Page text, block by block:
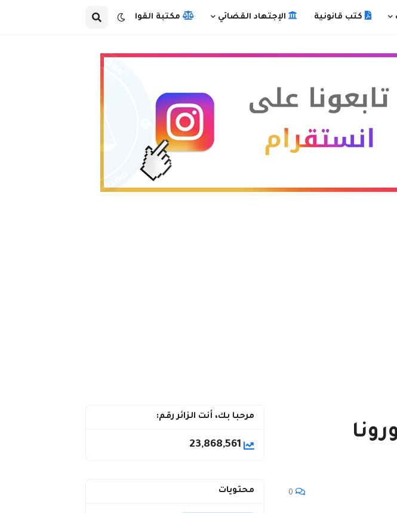
كتب قانونية الإجتهاد القضائي مكتبة القوانين
0
مرحبا بك، أنت الزائر رقم:
23,868,561
محتويات